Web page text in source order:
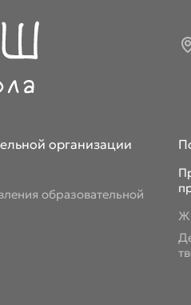
организации
образовательной